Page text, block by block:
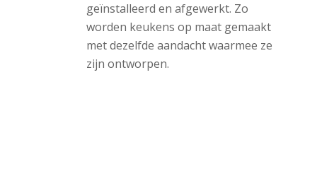
geïnstalleerd en afgewerkt. Zo
worden keukens op maat gemaakt
met dezelfde aandacht waarmee ze
zijn ontworpen.